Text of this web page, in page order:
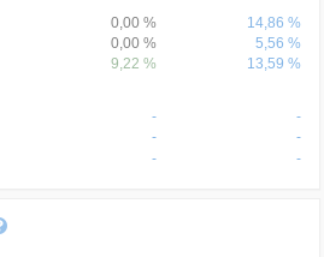
0,00 %
14,86 %
0,00 %
5,56 %
9,22 %
13,59 %
-
-
-
-
- -